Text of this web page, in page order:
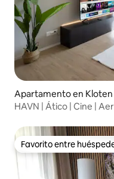
Apartamento en Kloten
HAVN | Ático | Cine |
Favorito entre
Favorito entre